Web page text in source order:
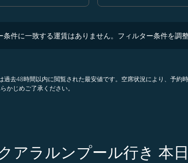
条件に一致する運賃はありません。フィルター条件を調
過去48時間以内に閲覧された最安値です。空席状況により、予
かじめご了承ください。
アラルンプール行き 本